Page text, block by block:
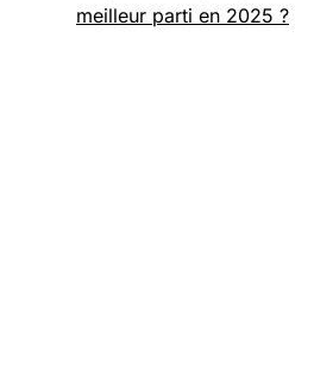
meilleur parti en 2025 ?